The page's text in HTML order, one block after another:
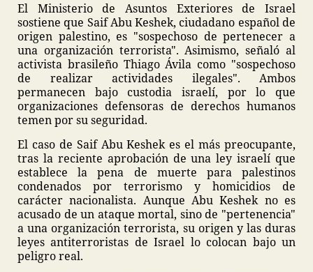
El Ministerio de Asuntos Exteriores de Israel
sostiene que Saif Abu Keshek, ciudadano español de
origen palestino, es "sospechoso de pertenecer a
una organización terrorista". Asimismo, señaló al
activista brasileño Thiago Ávila como "sospechoso
de realizar actividades ilegales". Ambos
permanecen bajo custodia israelí, por lo que
organizaciones defensoras de derechos humanos
temen por su seguridad.
El caso de Saif Abu Keshek es el más preocupante,
tras la reciente aprobación de una ley israelí que
establece la pena de muerte para palestinos
condenados por terrorismo y homicidios de
carácter nacionalista. Aunque Abu Keshek no es
acusado de un ataque mortal, sino de "pertenencia"
a una organización terrorista, su origen y las duras
leyes antiterroristas de Israel lo colocan bajo un
peligro real.